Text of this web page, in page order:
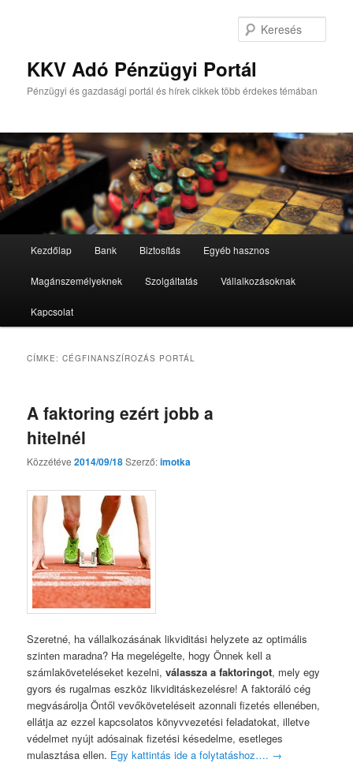
KKV Adó Pénzügyi Portál
Pénzügyi és gazdasági portál és hírek cikkek több érdekes témában
Kezdőlap Bank Biztosítás Egyéb hasznos
Magánszemélyeknek Szolgáltatás Vállalkozásoknak
Kapcsolat
CÍMKE:CÉGFINANSZÍROZÁS PORTÁL
A faktoring ezért jobb a
hitelnél
Közzétéve2014/09/18Szerző:imotka
Szeretné, ha vállalkozásának likviditási helyzete az optimális
szinten maradna? Ha megelégelte, hogy Önnek kell a
számlaköveteléseket kezelni,válassza a faktoringot, mely egy
gyors és rugalmas eszköz likviditáskezelésre! A faktoráló cég
megvásárolja Öntől vevőköveteléseit azonnali fizetés ellenében,
ellátja az ezzel kapcsolatos könyvvezetési feladatokat, illetve
védelmet nyújt adósainak fizetési késedelme, esetleges
mulasztása ellen. Egy kattintás ide a folytatáshoz…. →